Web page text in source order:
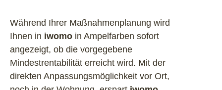
Während Ihrer Maßnahmenplanung wird
Ihnen in iwomo in Ampelfarben sofort
angezeigt, ob die vorgegebene
Mindestrentabilität erreicht wird. Mit der
direkten Anpassungsmöglichkeit vor Ort,